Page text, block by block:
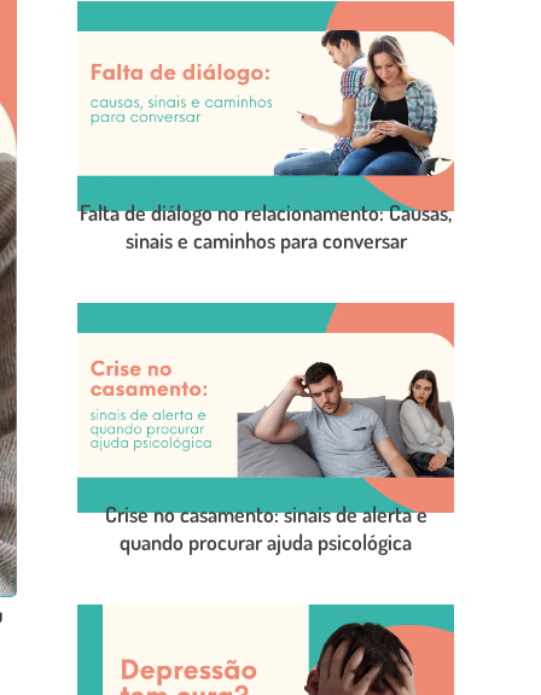
LEIA O POST COMPLETO
Falta de diálogo no relacionamento: Causas,
sinais e caminhos para conversar
LEIA O POST COMPLETO
Crise no casamento: sinais de alerta e
quando procurar ajuda psicológica